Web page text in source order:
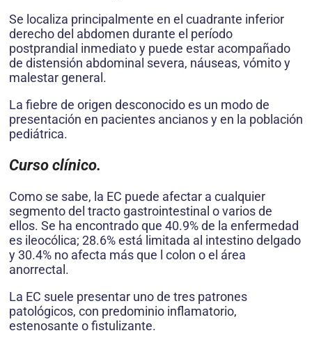
Se localiza principalmente en el cuadrante inferior
derecho del abdomen durante el período
postprandial inmediato y puede estar acompañado
de distensión abdominal severa, náuseas, vómito y
malestar general.
La fiebre de origen desconocido es un modo de
presentación en pacientes ancianos y en la población
pediátrica.
Curso clínico.
Como se sabe, la EC puede afectar a cualquier
segmento del tracto gastrointestinal o varios de
ellos. Se ha encontrado que 40.9% de la enfermedad
es ileocólica; 28.6% está limitada al intestino delgado
y 30.4% no afecta más que l colon o el área
anorrectal.
La EC suele presentar uno de tres patrones
patológicos, con predominio inflamatorio,
estenosante o fistulizante.